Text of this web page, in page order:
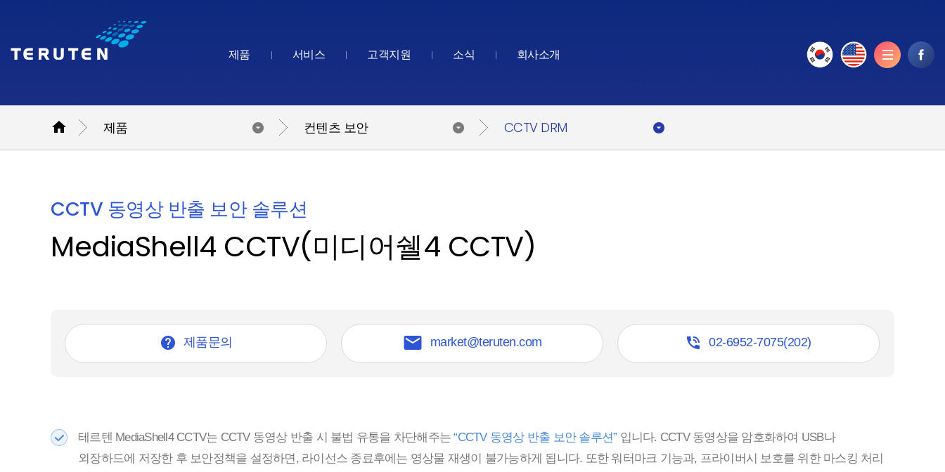
제품 서비스 고객지원 소식 회사소개
 제품 컨텐츠 보안 CCTV DRM
CCTV 동영상 반출 보안 솔루션
MediaShell4 CCTV(미디어쉘4 CCTV)
 제품문의  market@teruten.com  02-6952-7075(202)
테르텐 MediaShell4 CCTV는 CCTV 동영상 반출 시 불법 유통을 차단해주는“CCTV 동영상 반출 보안 솔루션” 입니다. CCTV 동영상을 암호화하여 USB나
외장하드에 저장한 후 보안정책을 설정하면, 라이선스 종료후에는 영상물 재생이 불가능하게 됩니다. 또한 워터마크 기능과, 프라이버시 보호를 위한 마스킹 처리